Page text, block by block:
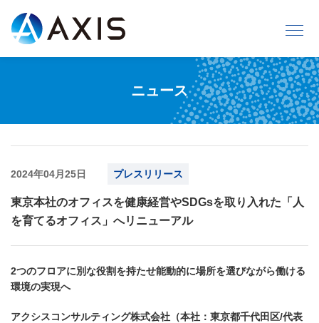
ニュース
2024年04月25日 プレスリリース
東京本社のオフィスを健康経営やSDGsを取り入れた「人
を育てるオフィス」へリニューアル
2つのフロアに別な役割を持たせ能動的に場所を選びながら働ける
環境の実現へ
アクシスコンサルティング株式会社（本社：東京都千代田区/代表